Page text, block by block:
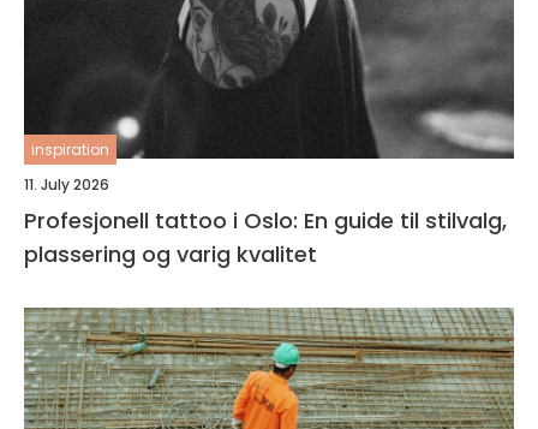
inspiration
11. July 2026
Profesjonell tattoo i Oslo: En guide til stilvalg,
plassering og varig kvalitet